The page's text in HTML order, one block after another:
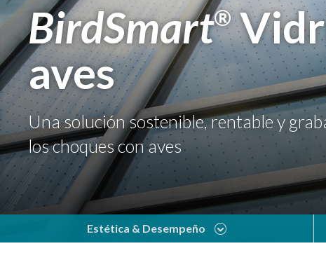
BirdSmart®
aves
Una solución sostenible, rentable y
los choques con aves
Estética & Desempeño